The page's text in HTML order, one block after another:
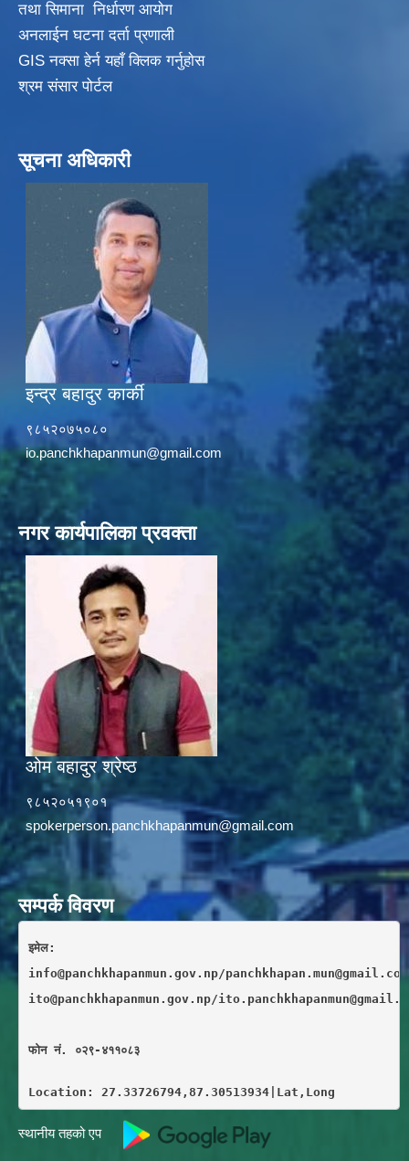
तथा सिमाना निर्धारण आयाेग
अनलाईन घटना दर्ता प्रणाली
GIS नक्सा हेर्न यहाँ क्लिक गर्नुहाेस
श्रम संसार पोर्टल
सूचना अधिकारी
इन्द्र बहादुर कार्की
९८५२०७५०८०
io.panchkhapanmun@gmail.com
नगर कार्यपालिका प्रवक्ता
ओम बहादुर श्रेष्ठ
९८५२०५१९०१
spokerperson.panchkhapanmun@gmail.com
सम्पर्क विवरण
इमेल:
info@panchkhapanmun.gov.np/
ito@panchkhapanmun.gov.np/
फाेन नं. ०२९-४११०८३
Location: 27.33726794,87.30513934|Lat,Long
स्थानीय तहको एप